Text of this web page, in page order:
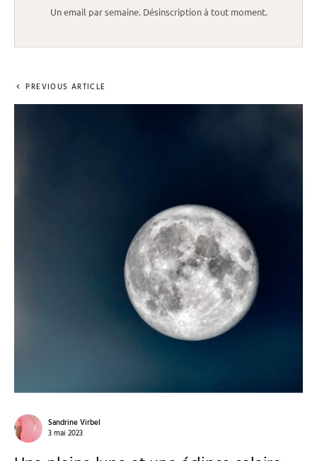
Un email par semaine. Désinscription à tout moment.
PREVIOUS ARTICLE
Sandrine Virbel
3 mai 2023